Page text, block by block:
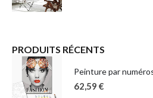
PRODUITS RÉCENTS
Peinture par
62,59 €